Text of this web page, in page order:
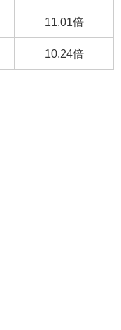
11.01倍
10.24倍